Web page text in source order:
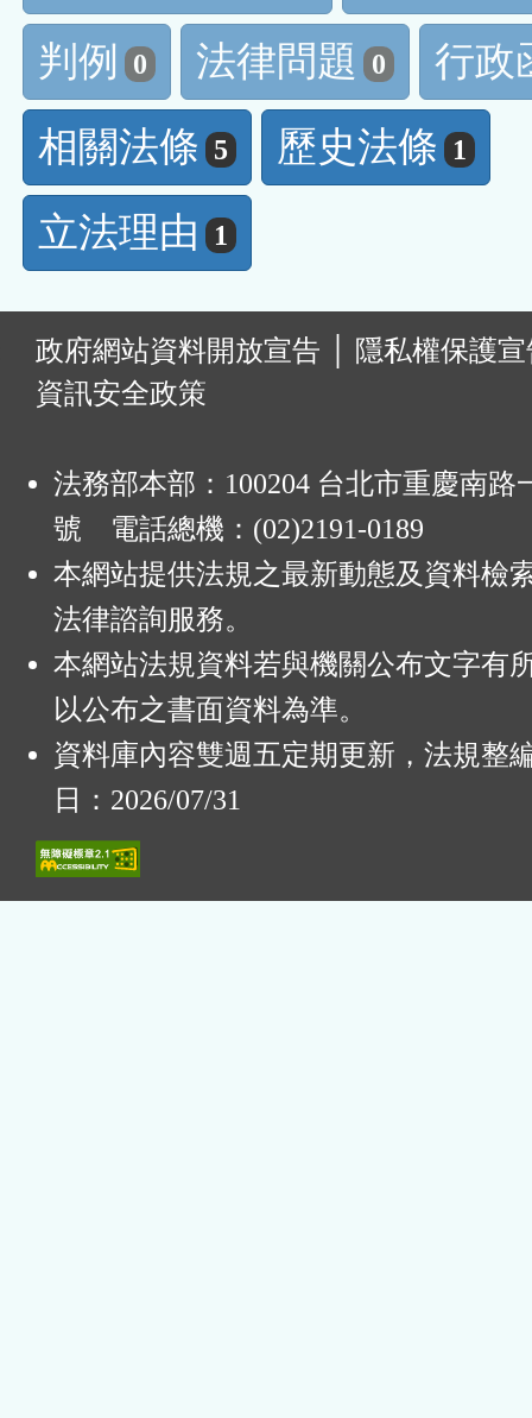
判例
0 法律問題 0
行政
相關法條 5 歷史法條 1
立法理由 1
政府網站資料開放宣告
隱私權保護
資訊安全政策
法務部本部：100204 台北市重慶南路
號 電話總機：(02)2191-0189
本網站提供法規之最新動態及資料檢
法律諮詢服務。
本網站法規資料若與機關公布文字有
以公布之書面資料為準。
資料庫內容雙週五定期更新，法規整
日：2026/07/31